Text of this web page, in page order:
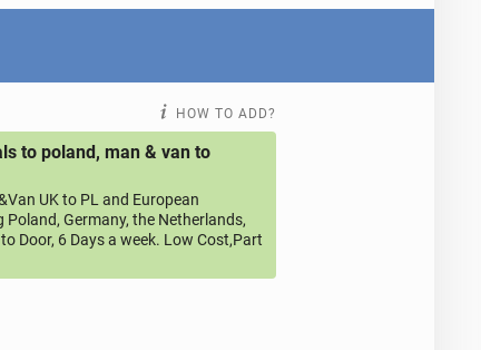
HOW TO ADD?
to poland, man & van to
UK to PL and European
Germany, the Netherlands,
Door, 6 Days a week. Low Cost,Part